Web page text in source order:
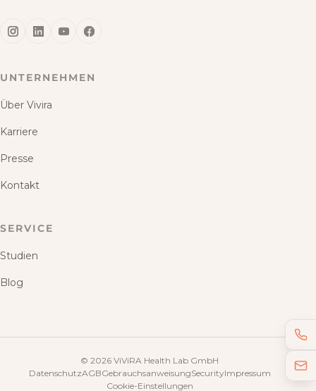
UNTERNEHMEN
Über Vivira
Karriere
Presse
Kontakt
SERVICE
Studien
Blog
© 2026 ViViRA Health Lab GmbH
DatenschutzAGBGebrauchsanweisungSecurityImpressum
Cookie-Einstellungen